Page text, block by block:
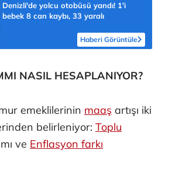
Denizli'de yolcu otobüsü yandı! 1'i
bebek 8 can kaybı, 33 yaralı
Haberi Görüntüle
NASIL HESAPLANIYOR?
emeklilerinin maaş artışı iki
belirleniyor: Toplu
ve Enflasyon farkı